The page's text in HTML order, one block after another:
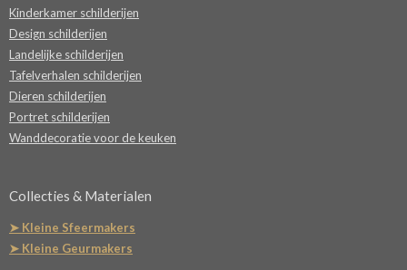
Kinderkamer schilderijen
Design schilderijen
Landelijke schilderijen
Tafelverhalen schilderijen
Dieren schilderijen
Portret schilderijen
Wanddecoratie voor de keuken
Collecties & Materialen
➤ Kleine Sfeermakers
➤ Kleine Geurmakers